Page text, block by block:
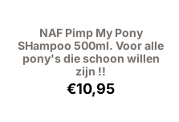
NAF Pimp My Pony
SHampoo 500ml. Voor alle
pony's die schoon willen
zijn !!
Prijs: 10,95,
€10,95